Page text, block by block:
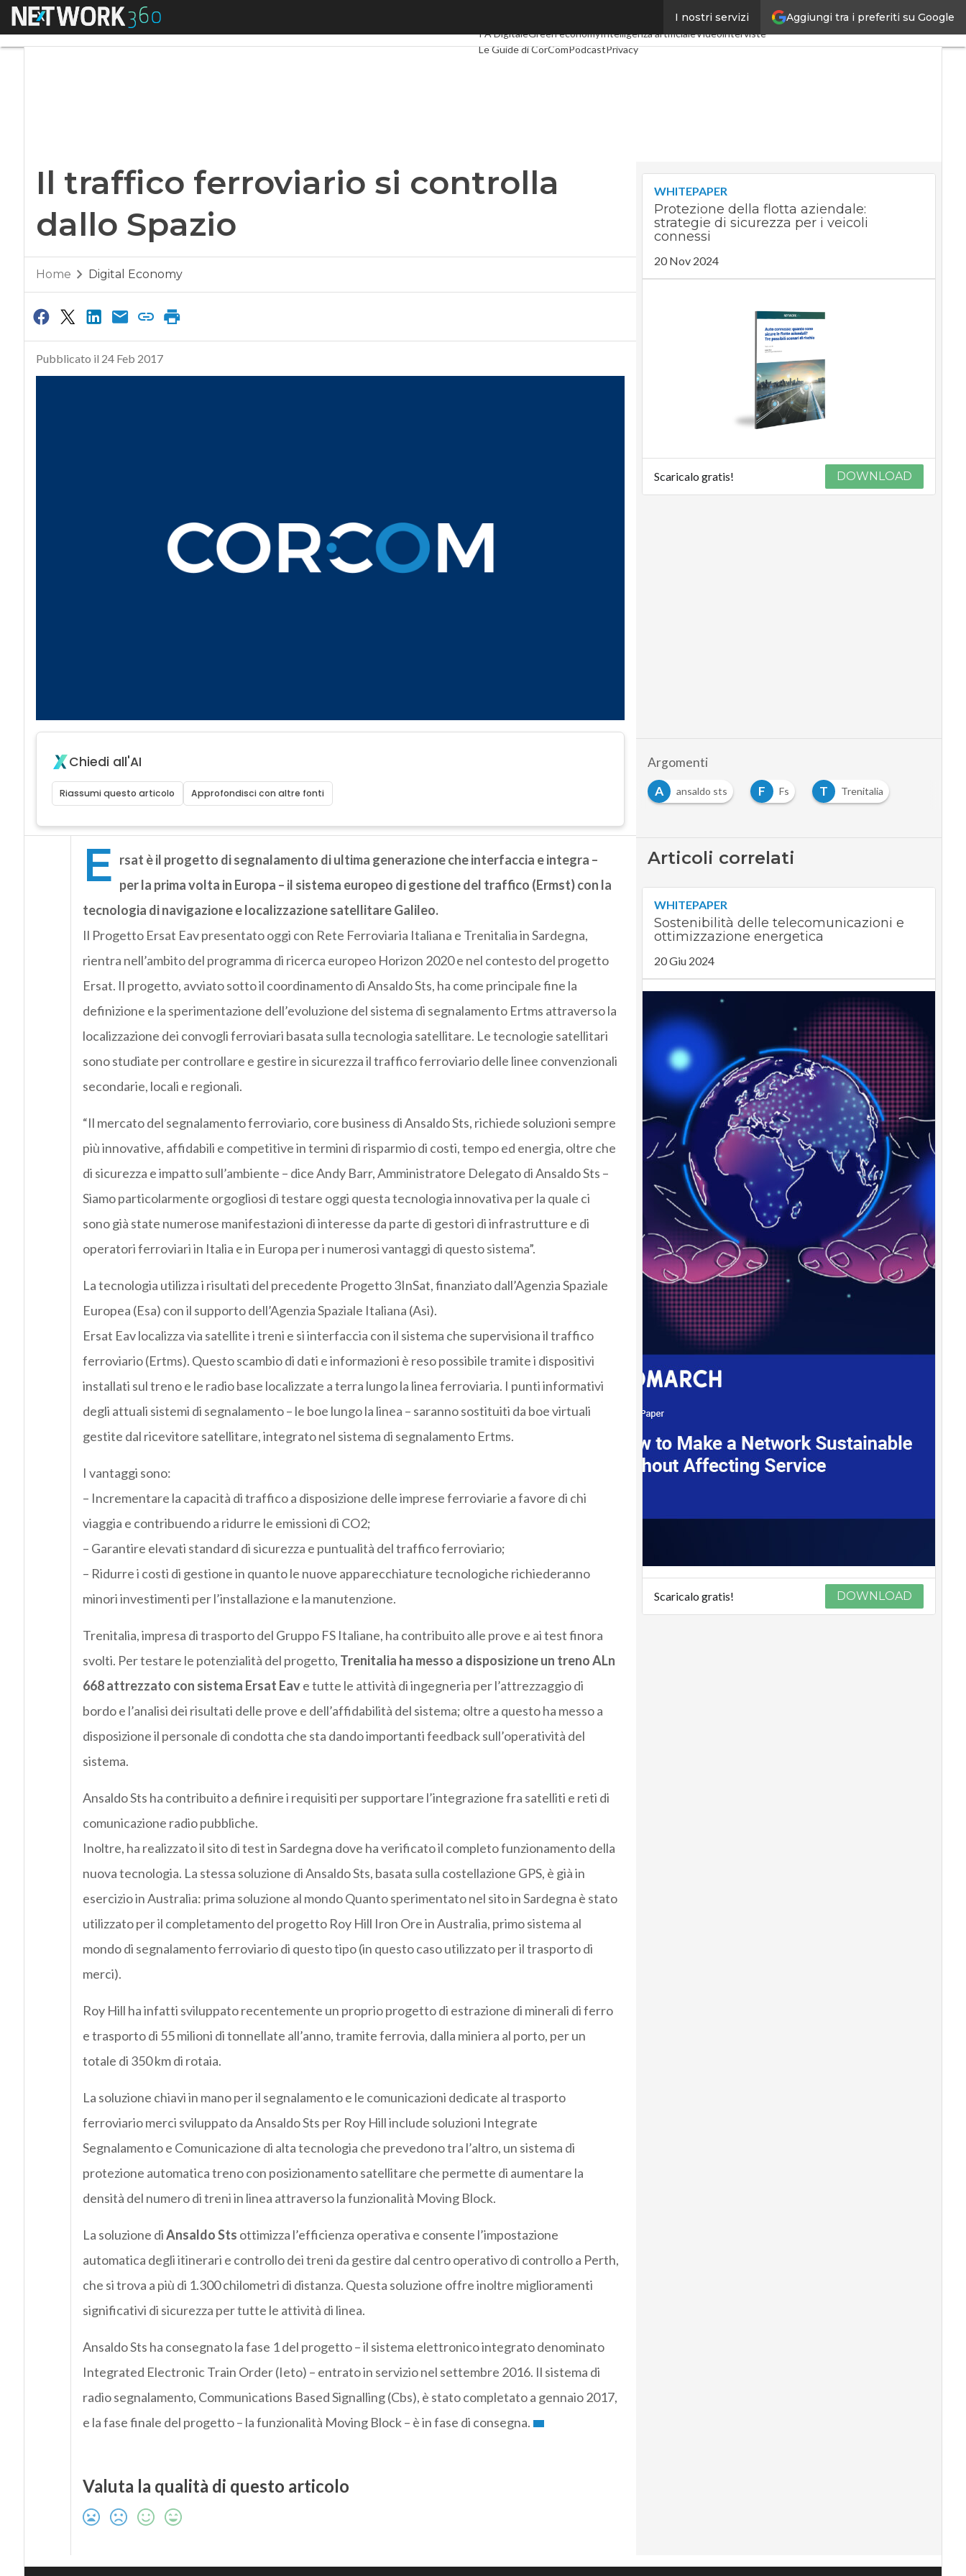
Aggiungi tra i preferiti su Google
I nostri servizi
Menu Industria 4.0SpacEconomy
PA DigitaleGreen economyIntelligenza artificialeVideointerviste
Le Guide di CorComPodcastPrivacy
Il traffico ferroviario si controlla
dallo Spazio
Home Digital Economy
Pubblicato il 24 Feb 2017
Chiedi all'AI
Riassumi questo articolo Approfondisci con altre fonti
E rsat è il progetto di segnalamento di ultima generazione che interfaccia e integra –
per la prima volta in Europa – il sistema europeo di gestione del traffico (Ermst) con la
tecnologia di navigazione e localizzazione satellitare Galileo.
Il Progetto Ersat Eav presentato oggi con Rete Ferroviaria Italiana e Trenitalia in Sardegna,
rientra nell’ambito del programma di ricerca europeo Horizon 2020 e nel contesto del progetto
Ersat. Il progetto, avviato sotto il coordinamento di Ansaldo Sts, ha come principale fine la
definizione e la sperimentazione dell’evoluzione del sistema di segnalamento Ertms attraverso la
localizzazione dei convogli ferroviari basata sulla tecnologia satellitare. Le tecnologie satellitari
sono studiate per controllare e gestire in sicurezza il traffico ferroviario delle linee convenzionali
secondarie, locali e regionali.
“Il mercato del segnalamento ferroviario, core business di Ansaldo Sts, richiede soluzioni sempre
più innovative, affidabili e competitive in termini di risparmio di costi, tempo ed energia, oltre che
di sicurezza e impatto sull’ambiente – dice Andy Barr, Amministratore Delegato di Ansaldo Sts –
Siamo particolarmente orgogliosi di testare oggi questa tecnologia innovativa per la quale ci
sono già state numerose manifestazioni di interesse da parte di gestori di infrastrutture e di
operatori ferroviari in Italia e in Europa per i numerosi vantaggi di questo sistema”.
La tecnologia utilizza i risultati del precedente Progetto 3InSat, finanziato dall’Agenzia Spaziale
Europea (Esa) con il supporto dell’Agenzia Spaziale Italiana (Asi).
Ersat Eav localizza via satellite i treni e si interfaccia con il sistema che supervisiona il traffico
ferroviario (Ertms). Questo scambio di dati e informazioni è reso possibile tramite i dispositivi
installati sul treno e le radio base localizzate a terra lungo la linea ferroviaria. I punti informativi
degli attuali sistemi di segnalamento – le boe lungo la linea – saranno sostituiti da boe virtuali
gestite dal ricevitore satellitare, integrato nel sistema di segnalamento Ertms.
I vantaggi sono:
– Incrementare la capacità di traffico a disposizione delle imprese ferroviarie a favore di chi
viaggia e contribuendo a ridurre le emissioni di CO2;
– Garantire elevati standard di sicurezza e puntualità del traffico ferroviario;
– Ridurre i costi di gestione in quanto le nuove apparecchiature tecnologiche richiederanno
minori investimenti per l’installazione e la manutenzione.
Trenitalia, impresa di trasporto del Gruppo FS Italiane, ha contribuito alle prove e ai test finora
svolti. Per testare le potenzialità del progetto, Trenitalia ha messo a disposizione un treno ALn
668 attrezzato con sistema Ersat Eave tutte le attività di ingegneria per l’attrezzaggio di
bordo e l’analisi dei risultati delle prove e dell’affidabilità del sistema; oltre a questo ha messo a
disposizione il personale di condotta che sta dando importanti feedback sull’operatività del
sistema.
Ansaldo Sts ha contribuito a definire i requisiti per supportare l’integrazione fra satelliti e reti di
comunicazione radio pubbliche.
Inoltre, ha realizzato il sito di test in Sardegna dove ha verificato il completo funzionamento della
nuova tecnologia. La stessa soluzione di Ansaldo Sts, basata sulla costellazione GPS, è già in
esercizio in Australia: prima soluzione al mondo Quanto sperimentato nel sito in Sardegna è stato
utilizzato per il completamento del progetto Roy Hill Iron Ore in Australia, primo sistema al
mondo di segnalamento ferroviario di questo tipo (in questo caso utilizzato per il trasporto di
merci).
Roy Hill ha infatti sviluppato recentemente un proprio progetto di estrazione di minerali di ferro
e trasporto di 55 milioni di tonnellate all’anno, tramite ferrovia, dalla miniera al porto, per un
totale di 350 km di rotaia.
La soluzione chiavi in mano per il segnalamento e le comunicazioni dedicate al trasporto
ferroviario merci sviluppato da Ansaldo Sts per Roy Hill include soluzioni Integrate
Segnalamento e Comunicazione di alta tecnologia che prevedono tra l’altro, un sistema di
protezione automatica treno con posizionamento satellitare che permette di aumentare la
densità del numero di treni in linea attraverso la funzionalità Moving Block.
La soluzione diAnsaldo Sts ottimizza l’efficienza operativa e consente l’impostazione
automatica degli itinerari e controllo dei treni da gestire dal centro operativo di controllo a Perth,
che si trova a più di 1.300 chilometri di distanza. Questa soluzione offre inoltre miglioramenti
significativi di sicurezza per tutte le attività di linea.
Ansaldo Sts ha consegnato la fase 1 del progetto – il sistema elettronico integrato denominato
Integrated Electronic Train Order (Ieto) – entrato in servizio nel settembre 2016. Il sistema di
radio segnalamento, Communications Based Signalling (Cbs), è stato completato a gennaio 2017,
e la fase finale del progetto – la funzionalità Moving Block – è in fase di consegna.
Valuta la qualità di questo articolo
WHITEPAPER
Protezione della flotta aziendale:
strategie di sicurezza per i veicoli
connessi
20 Nov 2024
Scaricalo gratis! DOWNLOAD
Argomenti
A
ansaldo sts F Fs T Trenitalia
Articoli correlati
WHITEPAPER
Sostenibilità delle telecomunicazioni e
ottimizzazione energetica
20 Giu 2024
Scaricalo gratis! DOWNLOAD